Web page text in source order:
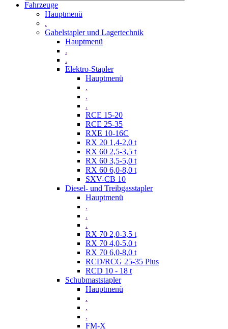
Fahrzeuge
Hauptmenü
.
Gabelstapler und Lagertechnik
Hauptmenü
.
.
Elektro-Stapler
Hauptmenü
.
.
.
RCE 15-20
RCE 25-35
RXE 10-16C
RX 20 1,4-2,0 t
RX 60 2,5-3,5 t
RX 60 3,5-5,0 t
RX 60 6,0-8,0 t
SXV-CB 10
Diesel- und Treibgasstapler
Hauptmenü
.
.
.
RX 70 2,0-3,5 t
RX 70 4,0-5,0 t
RX 70 6,0-8,0 t
RCD/RCG 25-35 Plus
RCD 10 - 18 t
Schubmaststapler
Hauptmenü
.
.
.
FM-X